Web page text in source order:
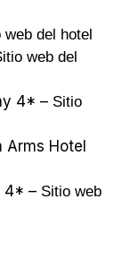
web del hotel
web del
4* – Sitio
Arms Hotel
4* – Sitio web